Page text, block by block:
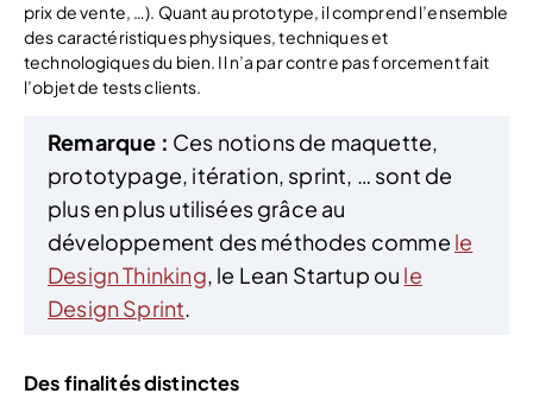
prix de vente, …). Quant au prototype, il comprend l’ensemble
des caractéristiques physiques, techniques et
technologiques du bien. Il n’a par contre pas forcement fait
l’objet de tests clients.
Remarque : Ces notions de maquette,
prototypage, itération, sprint, … sont de
plus en plus utilisées grâce au
développement des méthodes comme le
Design Thinking, le Lean Startup ou le
Design Sprint.
Des finalités distinctes